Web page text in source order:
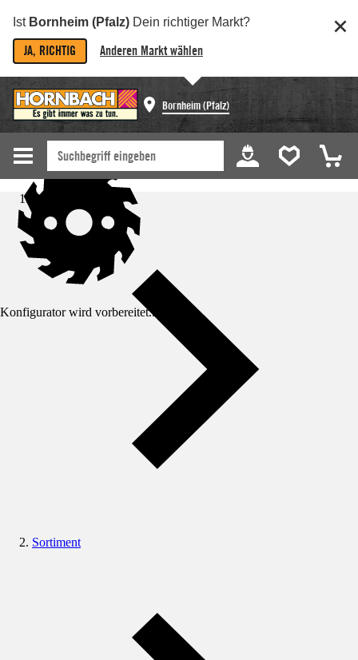
Ist Bornheim (Pfalz) Dein richtiger Markt?
JA, RICHTIG Anderen Markt wählen
Bornheim (Pfalz)
Konfigurator wird vorbereitet...
Startseite
Sortiment